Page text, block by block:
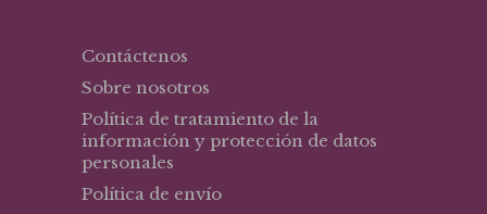
Contáctenos
Sobre nosotros
Política de tratamiento de la
información y protección de datos
personales
Política de envío